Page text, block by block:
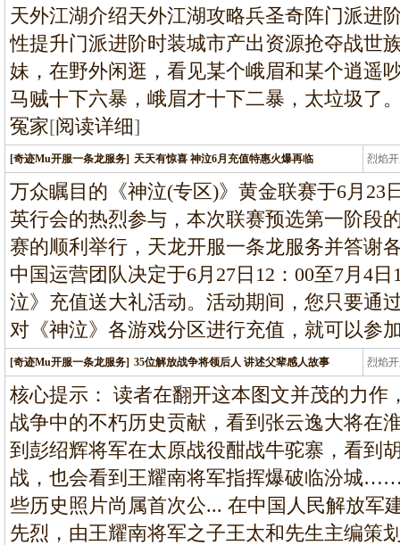
天外江湖介绍天外江湖攻略兵圣奇阵门派进
性提升门派进阶时装城市产出资源抢夺战世
妹，在野外闲逛，看见某个峨眉和某个逍遥
马贼十下六暴，峨眉才十下二暴，太垃圾了
冤家[阅读详细]
[奇迹Mu开服一条龙服务] 天天有惊喜 神泣6月充值特惠火爆再临 烈焰
龙
万众瞩目的《神泣(专区)》黄金联赛于6月23
英行会的热烈参与，本次联赛预选第一阶段
赛的顺利举行，天龙开服一条龙服务并答谢
中国运营团队决定于6月27日12：00至7月4
泣》充值送大礼活动。活动期间，您只要通
对《神泣》各游戏分区进行充值，就可以参
[奇迹Mu开服一条龙服务] 35位解放战争将领后人 讲述父辈感人故事 烈焰
龙
核心提示： 读者在翻开这本图文并茂的力作
战争中的不朽历史贡献，看到张云逸大将在
到彭绍辉将军在太原战役酣战牛驼寨，看到
战，也会看到王耀南将军指挥爆破临汾城
些历史照片尚属首次公... 在中国人民解放军
先烈，由王耀南将军之子王太和先生主编策